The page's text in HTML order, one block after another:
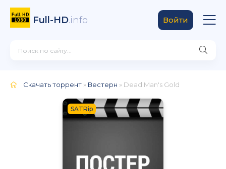
Full-HD.info Войти
Скачать торрент » Вестерн » Dead Man's Gold
SATRip